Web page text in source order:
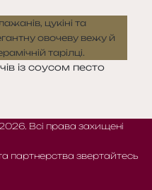
із соусом песто
Всі права захищені
партнерства звертайтесь